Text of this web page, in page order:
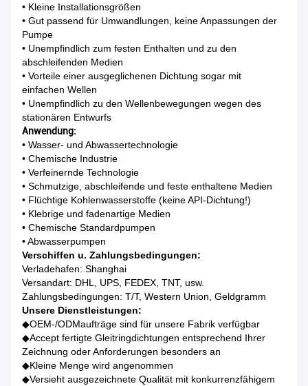
• Kleine Installationsgrößen
• Gut passend für Umwandlungen, keine Anpassungen der
Pumpe
• Unempfindlich zum festen Enthalten und zu den
abschleifenden Medien
• Vorteile einer ausgeglichenen Dichtung sogar mit
einfachen Wellen
• Unempfindlich zu den Wellenbewegungen wegen des
stationären Entwurfs
Anwendung:
• Wasser- und Abwassertechnologie
• Chemische Industrie
• Verfeinernde Technologie
• Schmutzige, abschleifende und feste enthaltene Medien
• Flüchtige Kohlenwasserstoffe (keine API-Dichtung!)
• Klebrige und fadenartige Medien
• Chemische Standardpumpen
• Abwasserpumpen
Verschiffen u. Zahlungsbedingungen:
Verladehafen: Shanghai
Versandart: DHL, UPS, FEDEX, TNT, usw.
Zahlungsbedingungen: T/T, Western Union, Geldgramm
Unsere Dienstleistungen:
◆OEM-/ODMaufträge sind für unsere Fabrik verfügbar
◆Accept fertigte Gleitringdichtungen entsprechend Ihrer
Zeichnung oder Anforderungen besonders an
◆Kleine Menge wird angenommen
◆Versieht ausgezeichnete Qualität mit konkurrenzfähigem